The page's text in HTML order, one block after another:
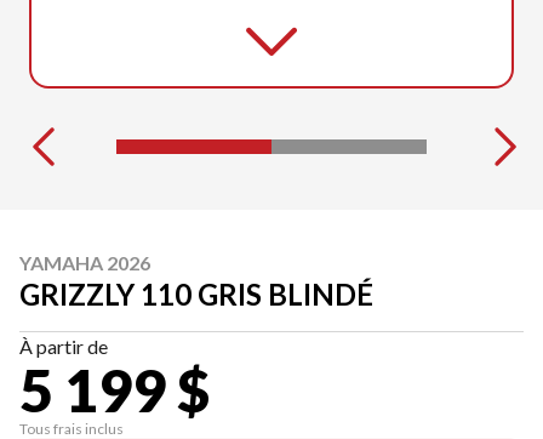
YAMAHA 2026
GRIZZLY 110 GRIS BLINDÉ
À partir de
5 199 $
Tous frais inclus